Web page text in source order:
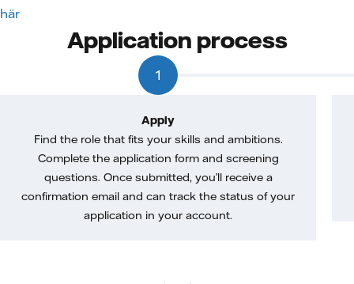
här
Application process
1
Apply
Find the role that fits your skills and ambitions.
Complete the application form and screening
questions. Once submitted, you’ll receive a
confirmation email and can track the status of your
application in your account.